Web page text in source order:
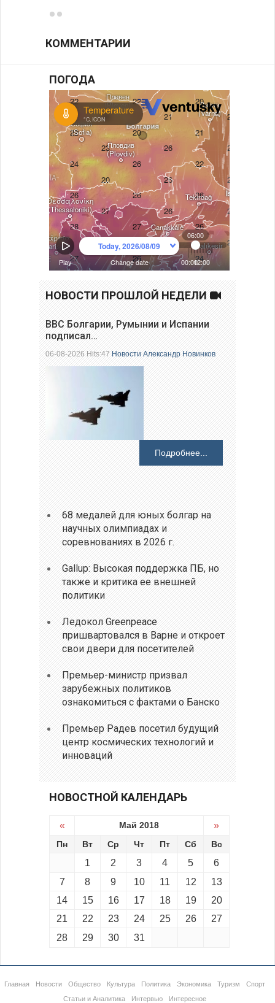
КОММЕНТАРИИ
ПОГОДА
НОВОСТИ ПРОШЛОЙ НЕДЕЛИ
ВВС Болгарии, Румынии и Испании
подписал…
06-08-2026 Hits:47Новости Александр Новинков
Подробнее...
68 медалей для юных болгар на
научных олимпиадах и
соревнованиях в 2026 г.
Gallup: Высокая поддержка ПБ, но
также и критика ее внешней
политики
Ледокол Greenpeace
пришвартовался в Варне и откроет
свои двери для посетителей
Премьер-министр призвал
зарубежных политиков
ознакомиться с фактами о Банско
Премьер Радев посетил будущий
центр космических технологий и
инноваций
НОВОСТНОЙ КАЛЕНДАРЬ
« Май 2018 »
Пн Вт Ср Чт Пт Сб Вс
1 2 3 4 5
6
7
8 9 10 11 12
13
14
15 16 17 18 19
20
21
22 23 24 25 26
27
28
29 30 31
Главная Новости Общество Культура Политика Экономика Туризм
Спорт
Статьи и Аналитика
Интервью Интересное